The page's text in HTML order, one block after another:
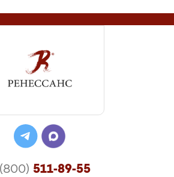
511-89-55